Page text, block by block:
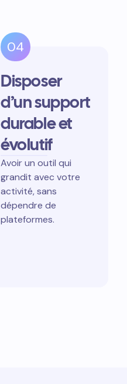
04
Disposer
d’un support
durable et
évolutif
Avoir un outil qui
grandit avec votre
activité, sans
dépendre de
plateformes.